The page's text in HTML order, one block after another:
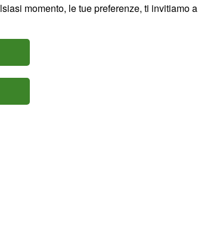
momento, le tue preferenze, ti invitiamo a